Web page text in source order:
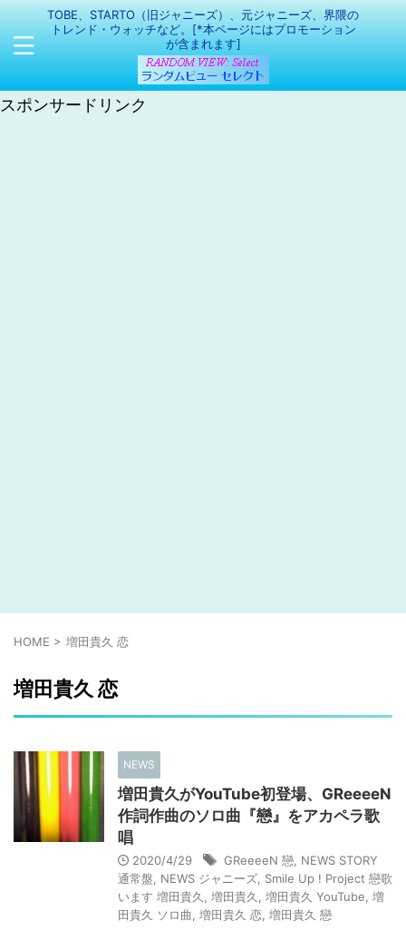
TOBE、STARTO（旧ジャニーズ）、元ジャニーズ、界隈の
トレンド・ウォッチなど。[*本ページにはプロモーション
が含まれます]
スポンサードリンク
HOME > 増田貴久 恋
増田貴久 恋
NEWS
増田貴久がYouTube初登場、GReeeeN
作詞作曲のソロ曲『戀』をアカペラ歌
唱
2020/4/29 GReeeeN 戀 NEWS STORY
通常盤
NEWS ジャニーズ Smile Up ! Project 戀歌
います 増田貴久
増田貴久 増田貴久 YouTube 増
田貴久 ソロ曲 増田貴久 恋 増田貴久 戀